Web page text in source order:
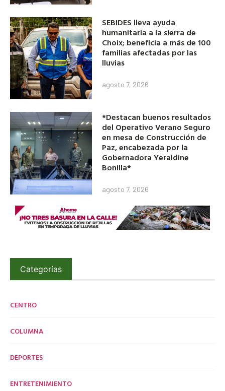
SEBIDES lleva ayuda
humanitaria a la sierra de
Choix; beneficia a más de 100
familias afectadas por las
lluvias
agosto 7, 2026
*Destacan buenos resultados
del Operativo Verano Seguro
en mesa de Construcción de
Paz, encabezada por la
Gobernadora Yeraldine
Bonilla*
agosto 7, 2026
Categorías
CENTRO
COLUMNA
DEPORTES
ENTRETENIMIENTO